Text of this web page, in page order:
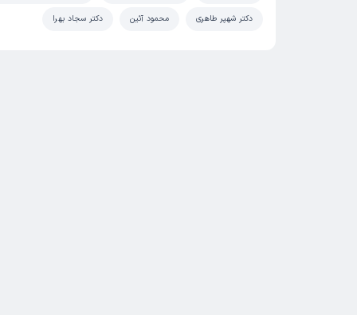
دکتر شهپر طاهری محمود آئین دکتر سجاد بهرا